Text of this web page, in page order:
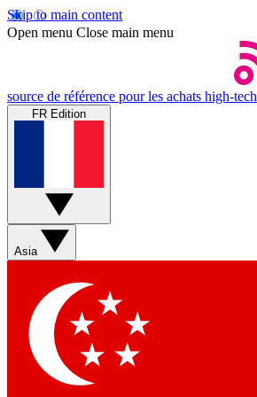
Skip to main content
Open menu Close main menu
source de référence pour les achats high-tech
FR Edition
Asia